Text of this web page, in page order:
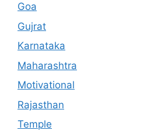
Goa
Gujrat
Karnataka
Maharashtra
Motivational
Rajasthan
Temple